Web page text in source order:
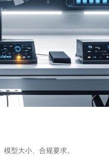
型大小、合规要求。